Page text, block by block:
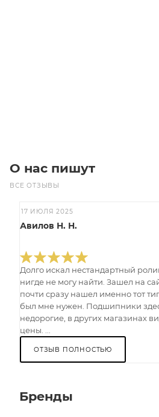
О нас пишут
ВСЕ ОТЗЫВЫ
17 ИЮЛЯ 2025
Авилов Н. Н.
Долго искал нестандартный
нигде не могу найти. Зашел на
почти сразу нашел именно тот
был мне нужен. Подшипники
недорогие, в других магазинах
цены. ...
ОТЗЫВ ПОЛНОСТЬЮ
Бренды